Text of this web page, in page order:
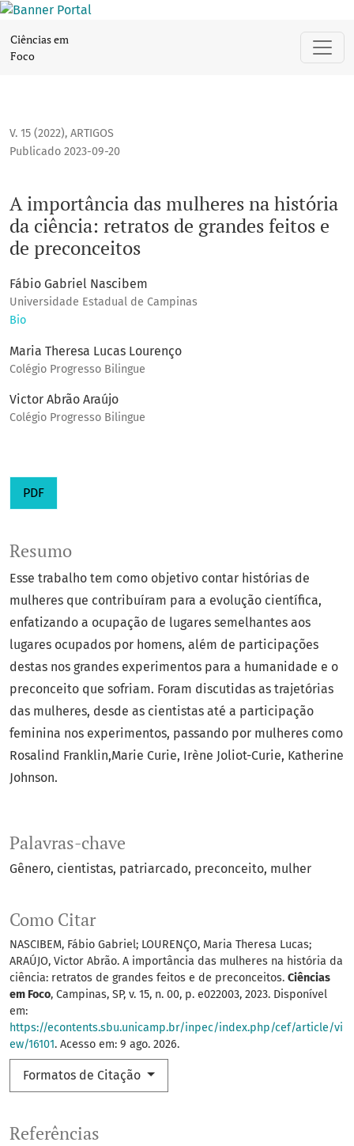
Ciências em
Foco
V. 15 (2022), ARTIGOS
A importância das mulheres na história
da ciência: retratos de grandes feitos e
de preconceitos
Publicado 2023-09-20
Fábio Gabriel Nascibem
Universidade Estadual de Campinas
Bio
Maria Theresa Lucas Lourenço
Colégio Progresso Bilingue
Victor Abrão Araújo
Colégio Progresso Bilingue
PDF
Palavras-chave
Gênero cientistas patriarcado preconceito mulher
Como Citar
NASCIBEM, Fábio Gabriel; LOURENÇO, Maria Theresa Lucas;
ARAÚJO, Victor Abrão. A importância das mulheres na história da
ciência: retratos de grandes feitos e de preconceitos. Ciências
em Foco, Campinas, SP, v. 15, n. 00, p. e022003, 2023. Disponível
em:
https://econtents.sbu.unicamp.br/inpec/index.php/cef/article/vi
ew/16101. Acesso em: 9 ago. 2026.
Formatos de Citação
Resumo
Esse trabalho tem como objetivo contar histórias de
mulheres que contribuíram para a evolução científica,
enfatizando a ocupação de lugares semelhantes aos
lugares ocupados por homens, além de participações
destas nos grandes experimentos para a humanidade e o
preconceito que sofriam. Foram discutidas as trajetórias
das mulheres, desde as cientistas até a participação
feminina nos experimentos, passando por mulheres como
Rosalind Franklin,Marie Curie, Irène Joliot-Curie, Katherine
Johnson.
Referências